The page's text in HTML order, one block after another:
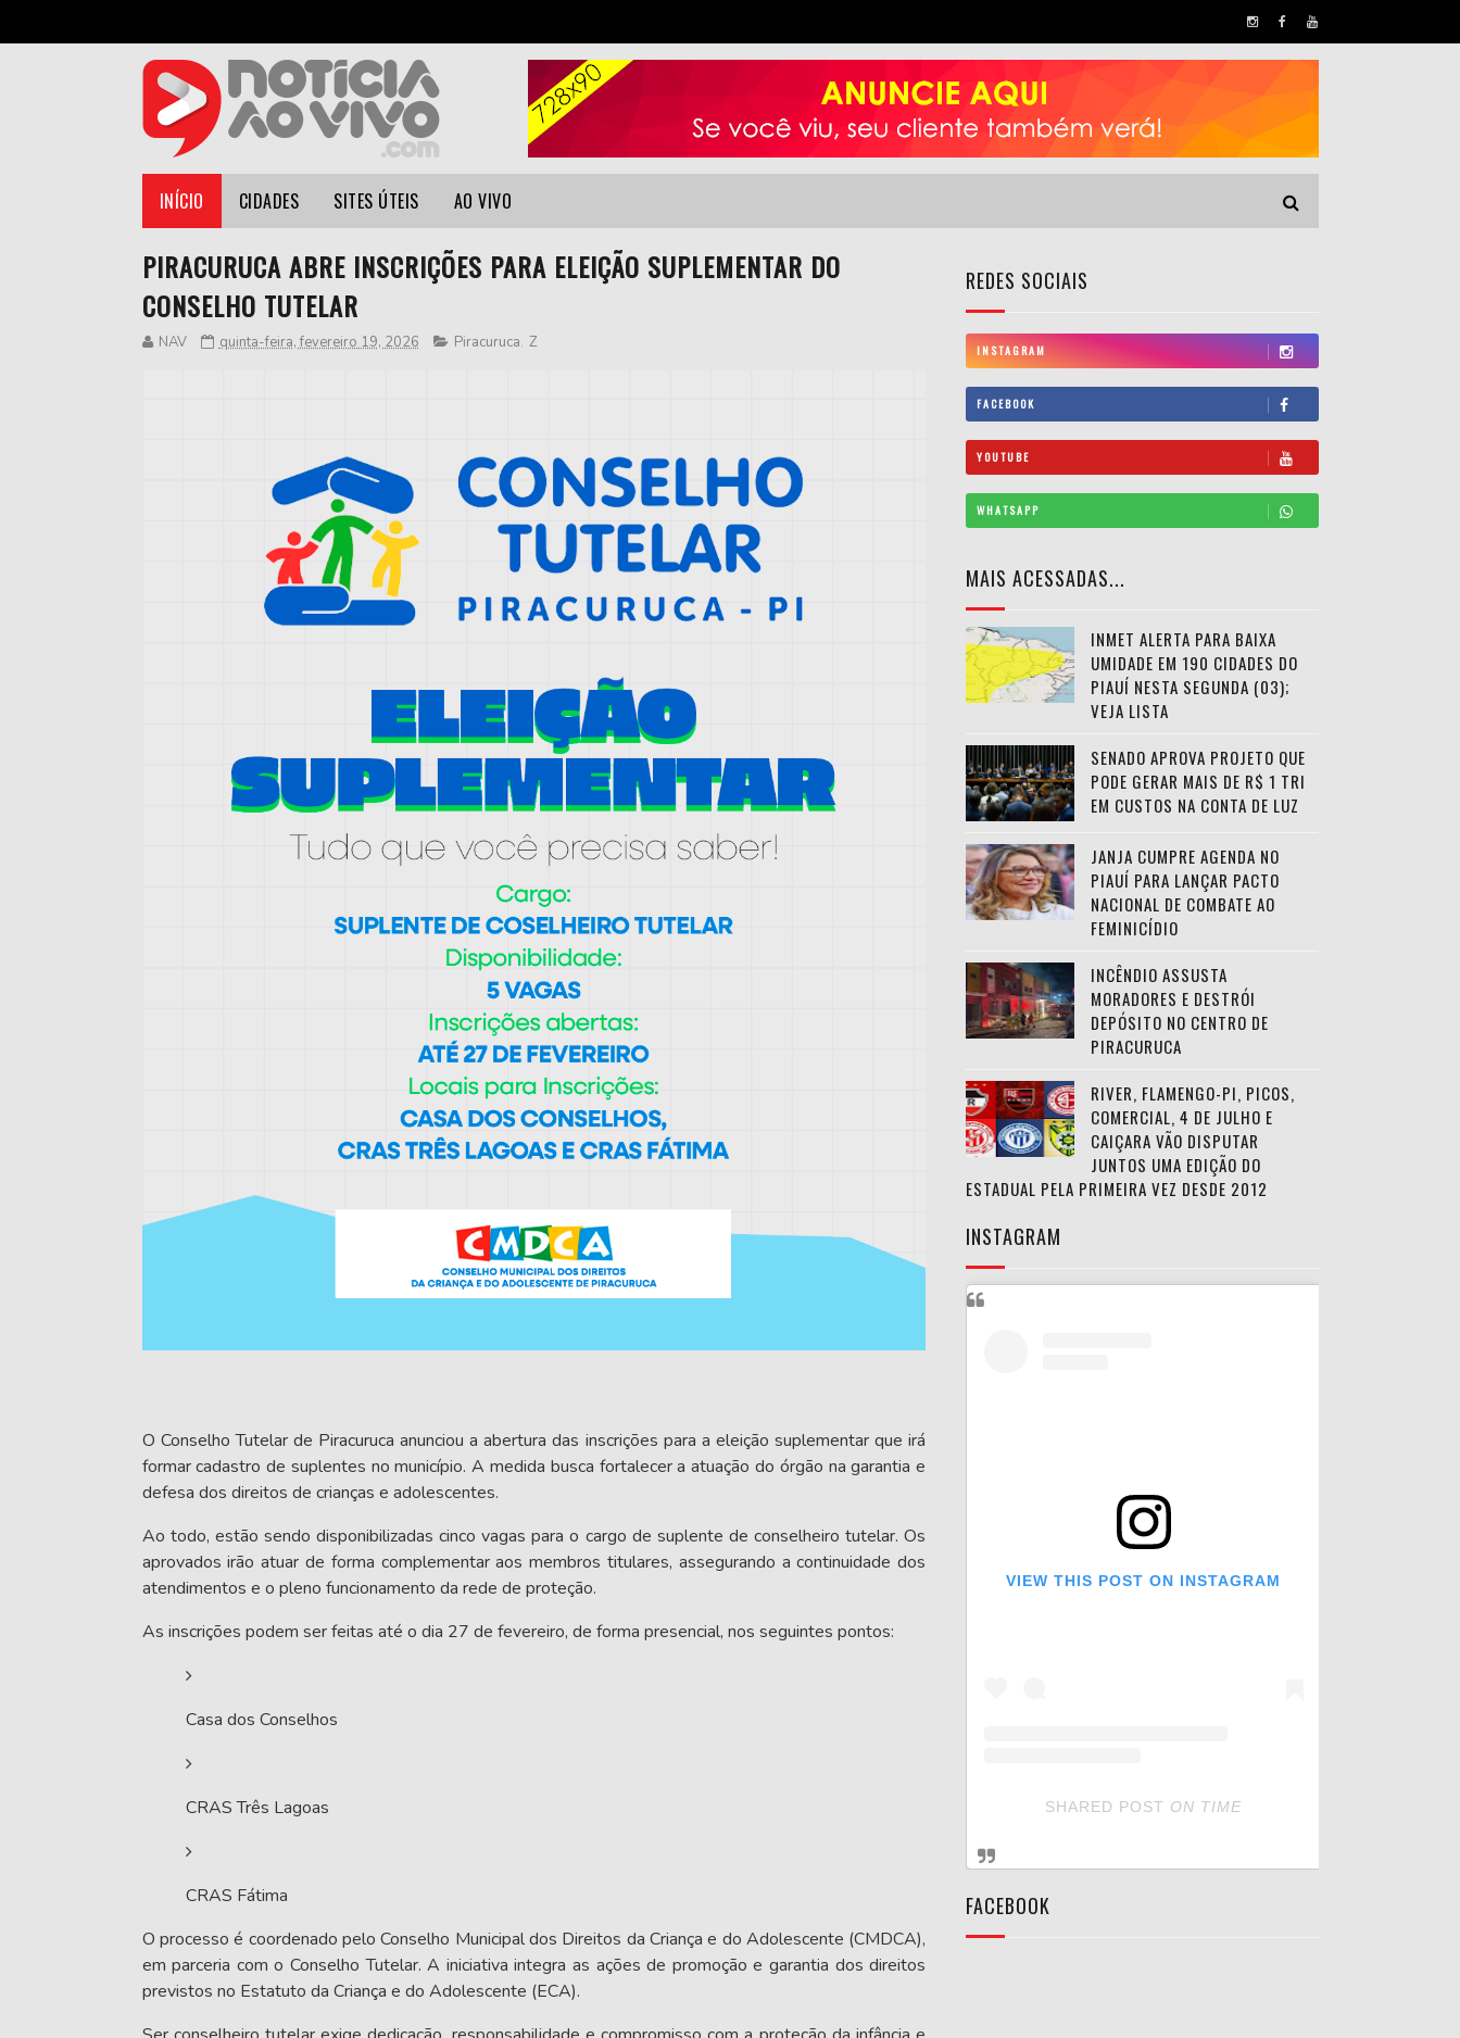
INÍCIO CIDADES SITES ÚTEIS AO VIVO
PIRACURUCA ABRE INSCRIÇÕES PARA ELEIÇÃO SUPLEMENTAR DO
CONSELHO TUTELAR
NAV quinta-feira, fevereiro 19, 2026 Piracuruca, Z
O Conselho Tutelar de Piracuruca anunciou a abertura das inscrições para a eleição suplementar que irá
formar cadastro de suplentes no município. A medida busca fortalecer a atuação do órgão na garantia e
defesa dos direitos de crianças e adolescentes.
Ao todo, estão sendo disponibilizadas cinco vagas para o cargo de suplente de conselheiro tutelar. Os
aprovados irão atuar de forma complementar aos membros titulares, assegurando a continuidade dos
atendimentos e o pleno funcionamento da rede de proteção.
As inscrições podem ser feitas até o dia 27 de fevereiro, de forma presencial, nos seguintes pontos:
Casa dos Conselhos
CRAS Três Lagoas
CRAS Fátima
O processo é coordenado peloConselho Municipal dos Direitos da Criança e do Adolescente (CMDCA),
em parceria com o Conselho Tutelar. A iniciativa integra as ações de promoção e garantia dos direitos
previstos no Estatuto da Criança e do Adolescente (ECA).
REDES SOCIAIS
INSTAGRAM
FACEBOOK
YOUTUBE
WHATSAPP
MAIS ACESSADAS...
INMET ALERTA PARA BAIXA
UMIDADE EM 190 CIDADES DO
PIAUÍ NESTA SEGUNDA (03);
VEJA LISTA
SENADO APROVA PROJETO QUE
PODE GERAR MAIS DE R$ 1 TRI
EM CUSTOS NA CONTA DE LUZ
JANJA CUMPRE AGENDA NO
PIAUÍ PARA LANÇAR PACTO
NACIONAL DE COMBATE AO
FEMINICÍDIO
INCÊNDIO ASSUSTA
MORADORES E DESTRÓI
DEPÓSITO NO CENTRO DE
PIRACURUCA
RIVER, FLAMENGO-PI, PICOS,
COMERCIAL, 4 DE JULHO E
CAIÇARA VÃO DISPUTAR
JUNTOS UMA EDIÇÃO DO
ESTADUAL PELA PRIMEIRA VEZ DESDE 2012
INSTAGRAM
VIEW THIS POST ON INSTAGRAM
SHARED POST ON TIME
FACEBOOK